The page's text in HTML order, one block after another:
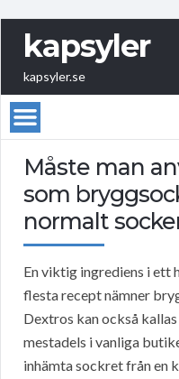
kapsyler
kapsyler.se
Måste man
som
normalt
En viktig ingrediens i ett
flesta recept nämner
Dextros kan också
mestadels i vanliga
inhämta sockret från en